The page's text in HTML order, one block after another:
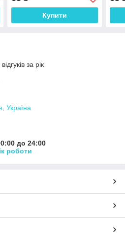
Купити
за рік
Україна
до 24:00
роботи